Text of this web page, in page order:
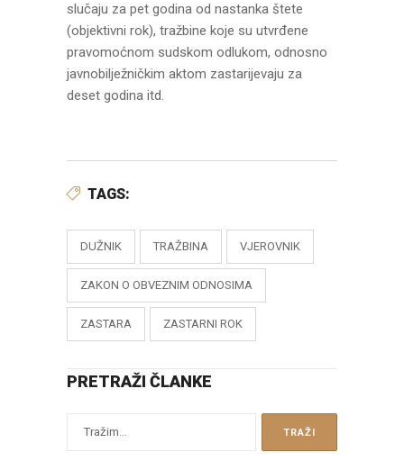
slučaju za pet godina od nastanka štete
(objektivni rok), tražbine koje su utvrđene
pravomoćnom sudskom odlukom, odnosno
javnobilježničkim aktom zastarijevaju za
deset godina itd.
TAGS:
DUŽNIK TRAŽBINA VJEROVNIK
ZAKON O OBVEZNIM ODNOSIMA
ZASTARA ZASTARNI ROK
PRETRAŽI ČLANKE